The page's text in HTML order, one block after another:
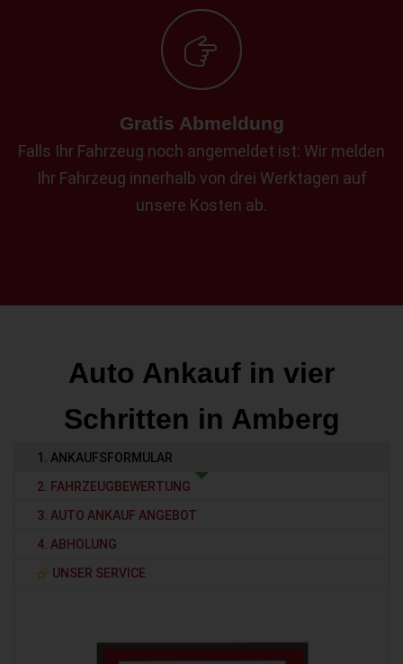
Gratis Abmeldung
Falls Ihr Fahrzeug noch angemeldet ist: Wir melden
Ihr Fahrzeug innerhalb von drei Werktagen auf
unsere Kosten ab.
Auto Ankauf in vier
Schritten in Amberg
1. ANKAUFSFORMULAR
2. FAHRZEUGBEWERTUNG
3. AUTO ANKAUF ANGEBOT
4. ABHOLUNG
UNSER SERVICE